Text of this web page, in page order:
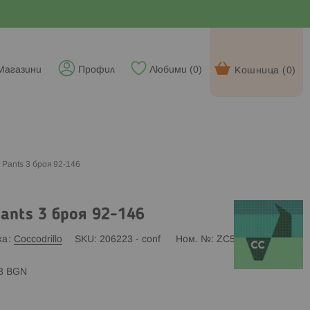
Кошница (0)
Любими (0)
Профил
3 броя 92-146
3 броя 92-146
Coccodrillo SKU 206223 - conf Ном. № ZC5406307PAN
BGN